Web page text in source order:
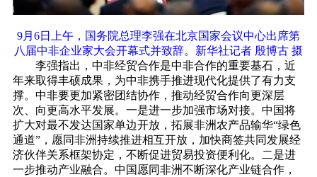
9月6日上午，国务院总理李强在北京国家会议中心出席第
八届中非企业家大会开幕式并致辞。新华社记者 殷博古 摄
李强指出，中非经贸合作是中非合作的重要基石，近
年来取得丰硕成果，为中非携手推进现代化提供了有力支
撑。中非要更加紧密团结协作，推动经贸合作向更深层
次、向更高水平发展。一是进一步加强市场对接。中国将
扩大对最不发达国家单边开放，拓展非洲农产品输华“绿色
通道”，愿同非洲持续推进相互开放，加快商签共同发展经
济伙伴关系框架协定，不断促进贸易投资便利化。二是进
一步推动产业融合。中国愿同非洲不断深化产业链合作，